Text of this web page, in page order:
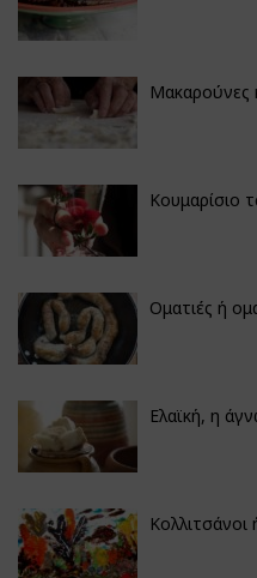
Μακαρούνες
Κουμαρίσιο
Οματιές ή
Ελαϊκή, η
Κολλιτσάνοι